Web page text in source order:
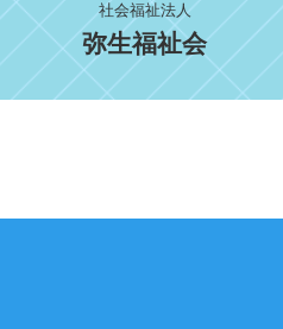
社会福祉法人
弥生福祉会